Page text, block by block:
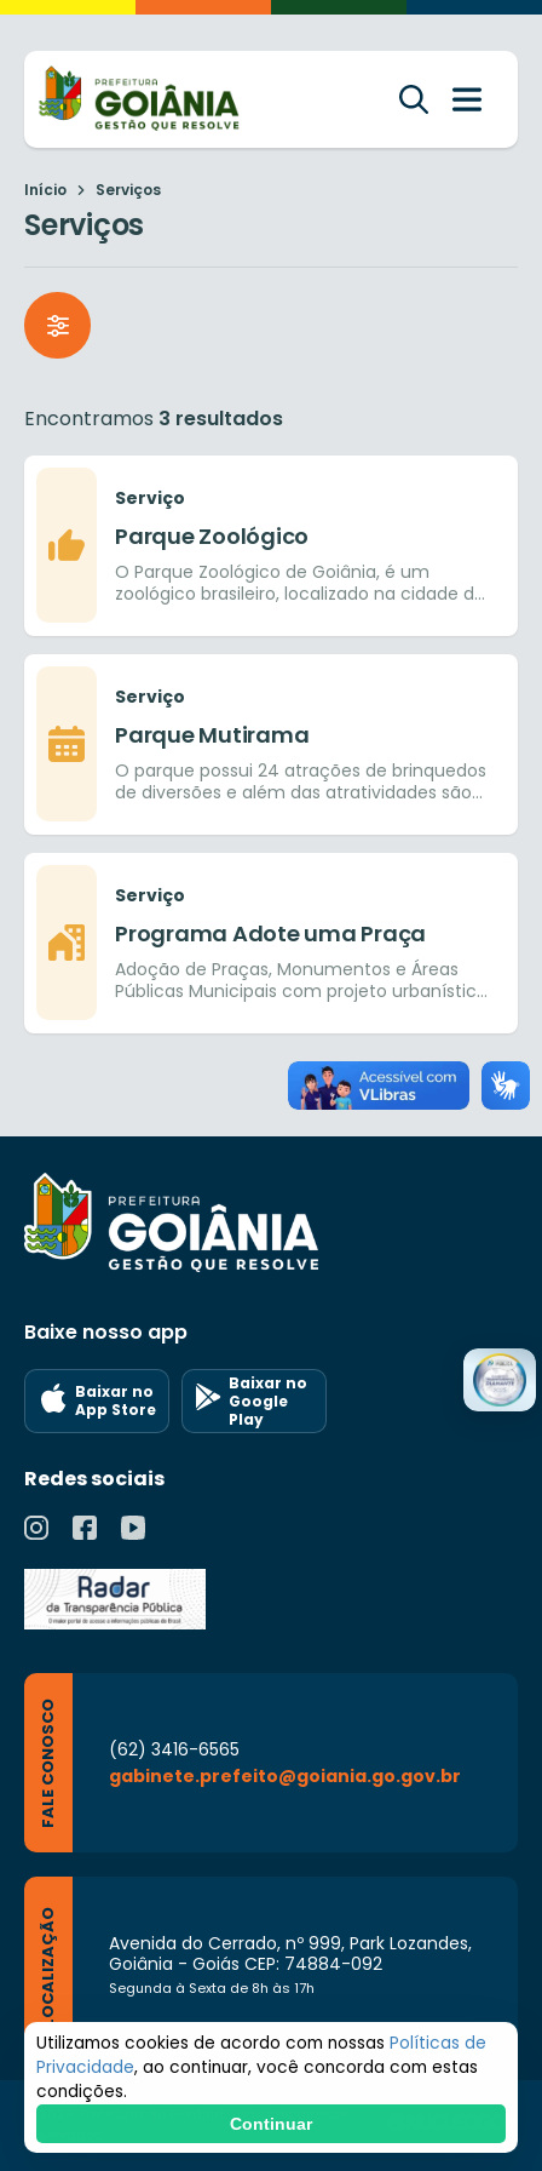
Início Serviços
Serviços
Encontramos 3 resultados
Serviço
Parque Zoológico
O Parque Zoológico de Goiânia, é um
zoológico brasileiro, localizado na cidade de
mamíferos e répteis de 122 espécies
diferentes, tanto da fauna brasileira como
Serviço
Parque Mutirama
O parque possui 24 atrações de brinquedos
de diversões e além das atratividades são
educacionais, recreativos, de
entretenimento e lazer.
Serviço
Programa Adote uma Praça
Adoção de Praças, Monumentos e Áreas
Públicas Municipais com projeto urbanístico
Planejamento Urbano e Gestão
Sustentável. Com possibilidade de solicitar
apenas manutenção para praças,
monumentos e praças.
Baixe nosso app
Baixar no
App Store
Baixar no
Google
Play
Redes sociais
FALE CONOSCO
(62) 3416-6565
gabinete.prefeito@goiania.go.gov.br
LOCALIZAÇÃO
Avenida do Cerrado, nº 999, Park Lozandes,
Goiânia - Goiás CEP: 74884-092
Segunda à Sexta de 8h às 17h
© 2026 Prefeitura de Goiânia. Todos os direitos
reservados.
Utilizamos cookies de acordo com nossas Políticas de
Privacidade, ao continuar, você concorda com estas
condições.
Continuar